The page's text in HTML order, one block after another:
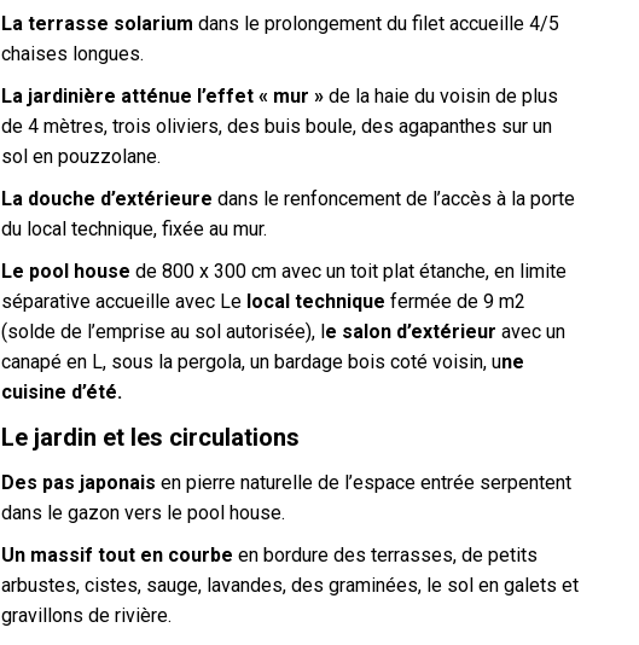
La terrasse solariumdans le prolongement du filet accueille 4/5
chaises longues.
La jardinière atténue l’effet « mur » de la haie du voisin de plus
de 4 mètres, trois oliviers, des buis boule, des agapanthes sur un
sol en pouzzolane.
La douche d’extérieure dans le renfoncement de l’accès à la porte
du local technique, fixée au mur.
Le pool housede 800 x 300 cm avec un toit plat étanche, en limite
séparative accueille avec Le local technique fermée de 9 m2
(solde de l’emprise au sol autorisée), le salon d’extérieur avec un
canapé en L, sous la pergola, un bardage bois coté voisin, une
cuisine d’été.
Le jardin et les circulations
Des pas japonais en pierre naturelle de l’espace entrée serpentent
dans le gazon vers le pool house.
Un massif tout en courbe en bordure des terrasses, de petits
arbustes, cistes, sauge, lavandes, des graminées, le sol en galets et
gravillons de rivière.